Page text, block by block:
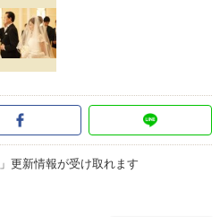
更新情報が受け取れます